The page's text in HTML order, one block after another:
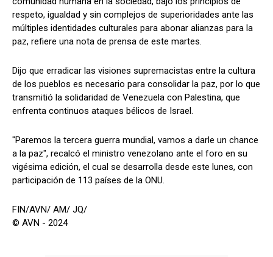
respeto, igualdad y sin complejos de superioridades ante las
múltiples identidades culturales para abonar alianzas para la
paz, refiere una nota de prensa de este martes.
Dijo que erradicar las visiones supremacistas entre la cultura
de los pueblos es necesario para consolidar la paz, por lo que
transmitió la solidaridad de Venezuela con Palestina, que
enfrenta continuos ataques bélicos de Israel.
"Paremos la tercera guerra mundial, vamos a darle un chance
a la paz", recalcó el ministro venezolano ante el foro en su
vigésima edición, el cual se desarrolla desde este lunes, con
participación de 113 países de la ONU.
FIN/AVN/ AM/ JQ/
© AVN - 2024